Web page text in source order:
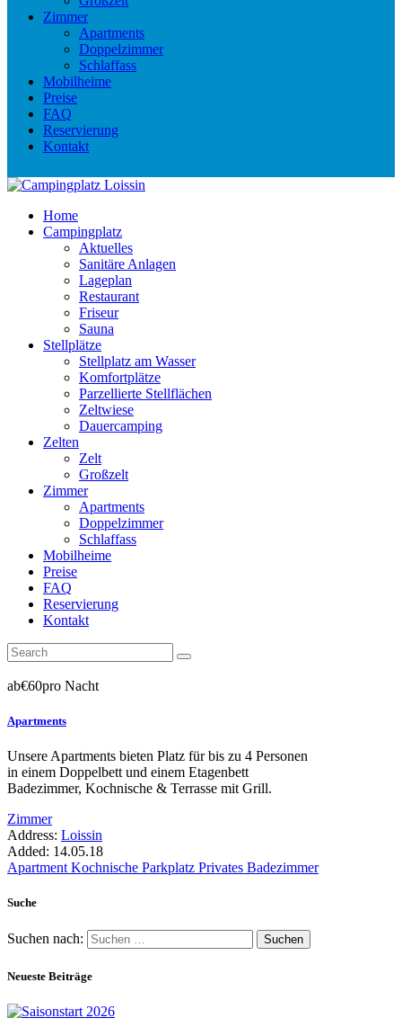
Zimmer
Apartments
Doppelzimmer
Schlaffass
Mobilheime
Preise
FAQ
Reservierung
Kontakt
Home
Campingplatz
Aktuelles
Sanitäre Anlagen
Lageplan
Restaurant
Friseur
Sauna
Stellplätze
Stellplatz am Wasser
Komfortplätze
Parzellierte Stellflächen
Zeltwiese
Dauercamping
Zelten
Zelt
Großzelt
Zimmer
Apartments
Doppelzimmer
Schlaffass
Mobilheime
Preise
FAQ
Reservierung
Kontakt
ab€60pro Nacht
Apartments
Unsere Apartments bieten Platz für bis zu 4 Personen
in einem Doppelbett und einem Etagenbett
Badezimmer, Kochnische & Terrasse mit Grill.
Zimmer
Address: Loissin
Added: 14.05.18
Apartment Kochnische Parkplatz Privates Badezimmer
Suche
Suchen nach:
Neueste Beiträge